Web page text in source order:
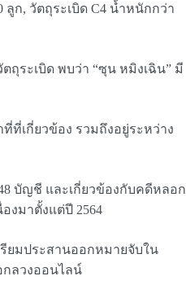
ก, วัตถุระเบิด C4 น้ำหนักกว่า
ระเบิด พบว่า “ซุน หมิงเฉิน” มี
ที่เกี่ยวข้อง รวมถึงอยู่ระหว่าง
บัญชี และเกี่ยวข้องกับคดีหลอก
งมาตั้งแต่ปี 2564
รียมประสานออกหมายจับใน
ลวงออนไลน์